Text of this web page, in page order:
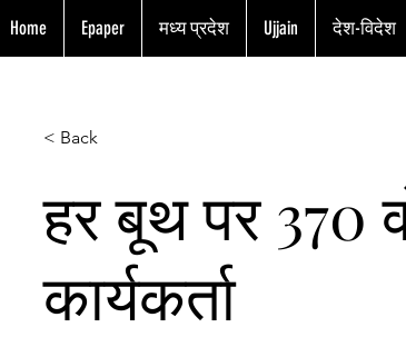
Home Epaper मध्य प्रदेश Ujjain देश-विदेश
< Back
हर बूथ पर 370
कार्यकर्ता